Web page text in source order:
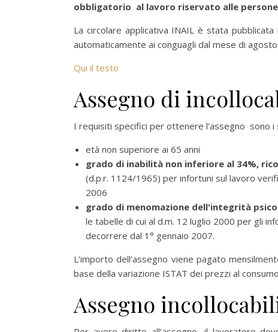
obbligatorio al lavoro riservato alle
La circolare applicativa INAIL è stata
automaticamente ai conguagli dal mese di
Qui il testo
Assegno di
I requisiti specifici per ottenere l’assegno sono i
età non superiore ai 65 anni
grado di inabilità non inferiore al 34%,
(d.p.r. 1124/1965) per infortuni sul lavoro
2006
grado di menomazione dell'integrità
le tabelle di cui al d.m. 12 luglio 2000 per gli
decorrere dal 1° gennaio 2007.
L’importo dell’assegno viene pagato
base della variazione ISTAT dei prezzi al
Assegno